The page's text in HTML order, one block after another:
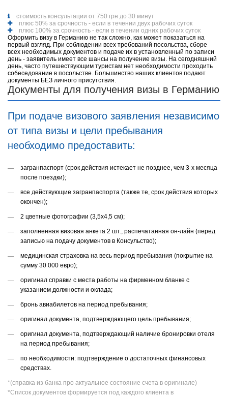
стоимость консультации от 750 грн до 30 минут
плюс 50% за срочность - если в течении двух рабочих суток
плюс 100% за срочность - если в течении одних рабочих суток
Оформить визу в Германию не так сложно, как может показаться на
первый взгляд. При соблюдении всех требований посольства, сборе
всех необходимых документов и подаче их в установленный по записи
день - заявитель имеет все шансы на получение визы. На сегодняшний
день, часто путешествующим туристам нет необходимости проходить
собеседование в посольстве. Большинство наших клиентов подают
документы БЕЗ личного присутствия.
Документы для получения визы в Германию
При подаче визового заявления независимо
от типа визы и цели пребывания
необходимо предоставить:
загранпаспорт (срок действия истекает не позднее, чем 3-х месяца
после поездки);
все действующие загранпаспорта (также те, срок действия которых
окончен);
2 цветные фотографии (3,5х4,5 см);
заполненная визовая анкета 2 шт., распечатанная он-лайн (перед
записью на подачу документов в Консульство);
медицинская страховка на весь период пребывания (покрытие на
сумму 30 000 евро);
оригинал справки с места работы на фирменном бланке с
указанием должности и оклада;
бронь авиабилетов на период пребывания;
оригинал документа, подтверждающего цель пребывания;
оригинал документа, подтверждающий наличие бронировки отеля
на период пребывания;
по необходимости: подтверждение о достаточных финансовых
средствах.
*(справка из банка про актуальное состояние счета в оригинале)
*Список документов формируется под каждого клиента в